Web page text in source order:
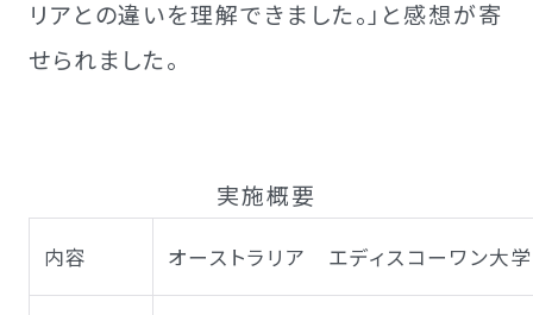
リアとの違いを理解できました。」と感想が寄
せられました。
実施概要
内容 オーストラリア エディスコーワン大